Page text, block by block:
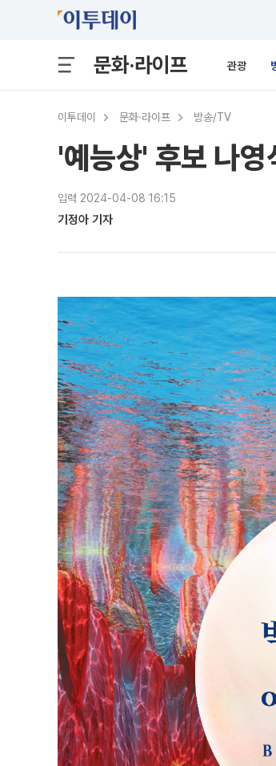
문화·라이프 관광
이투데이 문화·라이프 방송/TV
'예능상' 후보 나
입력 2024-04-08 16:15
기정아 기자